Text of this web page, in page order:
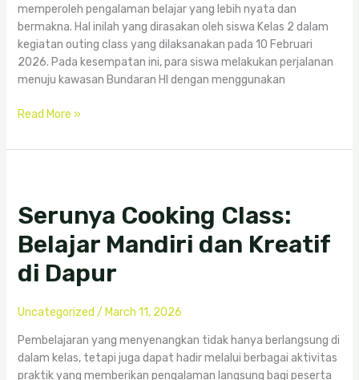
memperoleh pengalaman belajar yang lebih nyata dan
bermakna. Hal inilah yang dirasakan oleh siswa Kelas 2 dalam
kegiatan outing class yang dilaksanakan pada 10 Februari
2026. Pada kesempatan ini, para siswa melakukan perjalanan
menuju kawasan Bundaran HI dengan menggunakan
Read More »
Serunya Cooking Class:
Belajar Mandiri dan Kreatif
di Dapur
Uncategorized / March 11, 2026
Pembelajaran yang menyenangkan tidak hanya berlangsung di
dalam kelas, tetapi juga dapat hadir melalui berbagai aktivitas
praktik yang memberikan pengalaman langsung bagi peserta
Class:
Belajar
Mandiri
dan
Kreatif
Dapur